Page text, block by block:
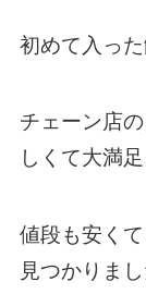
初めて入っ
チェーン店
しくて大満足
値段も安く
見つかりまし